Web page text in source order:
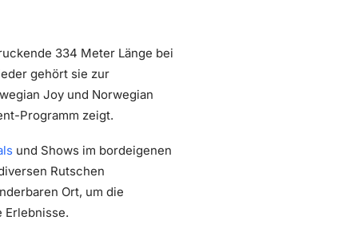
334 Meter Länge bei
gehört sie zur
Joy und Norwegian
Programm zeigt.
und Shows im bordeigenen
Rutschen
Ort, um die
Erlebnisse.